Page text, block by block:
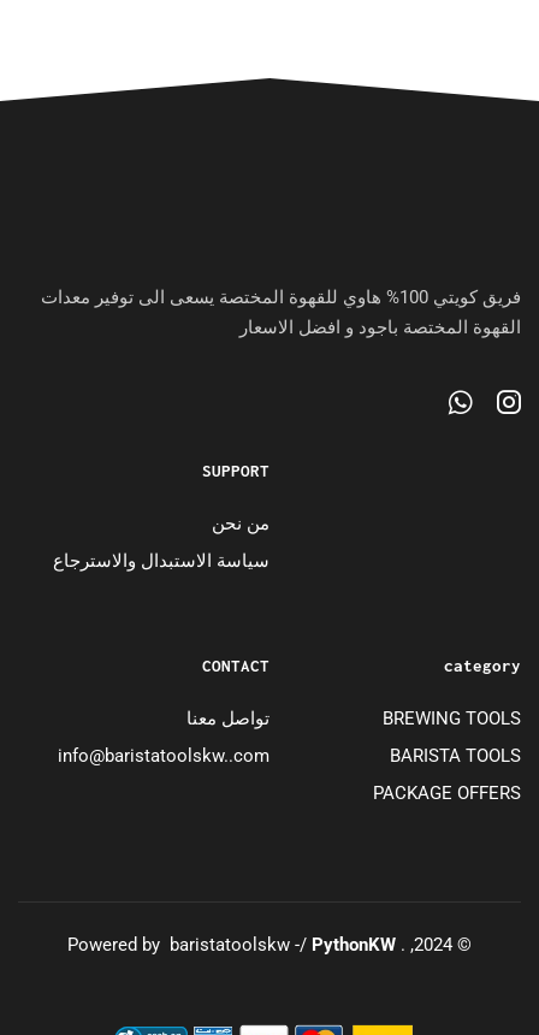
فريق كويتي 100% هاوي للقهوة المختصة يسعى الى توفير معدات
القهوة المختصة باجود و افضل الاسعار
SUPPORT
من نحن
سياسة الاستبدال والاسترجاع
category
BREWING TOOLS
BARISTA TOOLS
PACKAGE OFFERS
CONTACT
تواصل معنا
info@baristatoolskw..com
© 2024, . Powered by baristatoolskw -/
PythonKW